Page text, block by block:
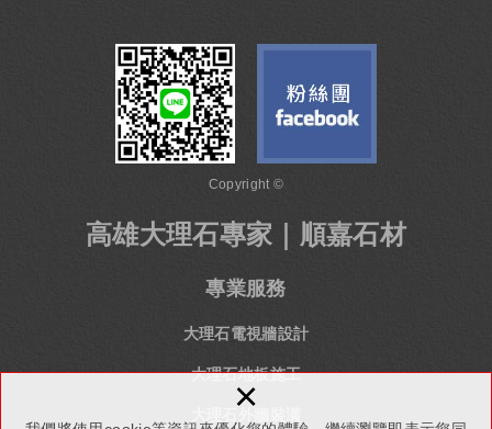
×
Copyright ©
高雄大理石專家｜順嘉石材
專業服務
大理石電視牆設計
大理石地板施工